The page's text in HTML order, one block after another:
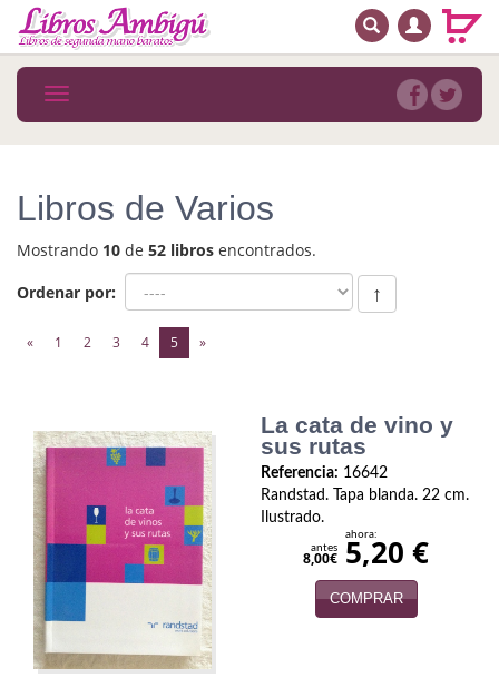
MENÚ PRINCIPAL
Novedades
MATERIAS
Astrología. Ocultismo
Autoayuda. Conocimiento personal
Biografía
Biografías
Ciencia ficción
Cine
Cocina
BUSCAR
Toggle
navigation
Libros de Varios
Mostrando 10 de 52 libros encontrados.
Ordenar por:
↑
« 1 2 3 4 5(current)
»
La cata de vino y
sus rutas
Referencia: 16642
Randstad. Tapa blanda. 22 cm.
Ilustrado.
antes
8,00€
ahora:
5,20 €
COMPRAR